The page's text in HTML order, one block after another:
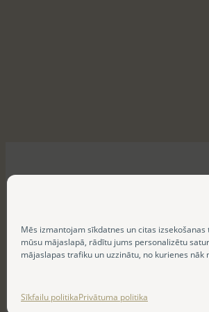
Mēs izmantojam sīkdatnes un citas
mūsu mājaslapā, rādītu jums personalizētu
mājaslapas trafiku un uzzinātu, no kurienes nāk
Sīkfailu politikaPrivātuma politika